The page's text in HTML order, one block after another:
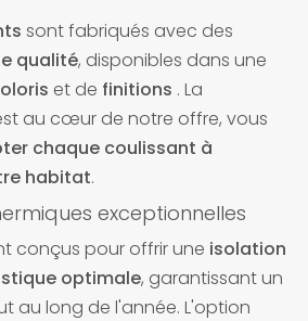
sont fabriqués avec des
qualité, disponibles dans une
et de finitions . La
au cœur de notre offre, vous
chaque coulissant à
habitat.
exceptionnelles
conçus pour offrir une isolation
optimale, garantissant un
au long de l'année. L'option